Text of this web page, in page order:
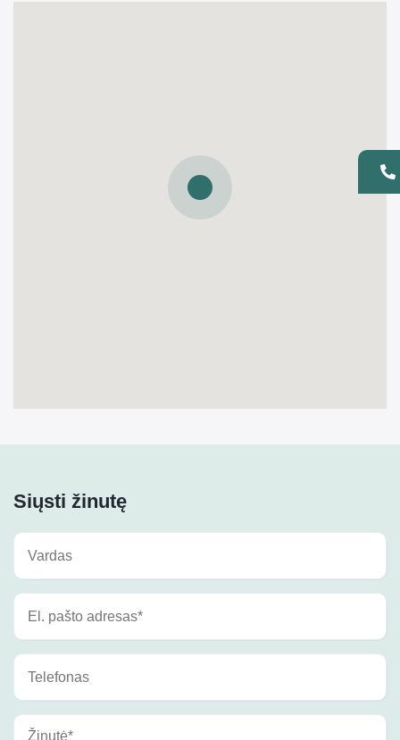
Siųsti žinutę